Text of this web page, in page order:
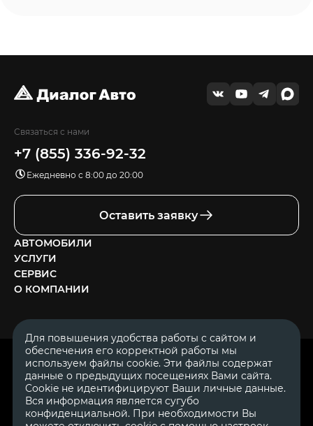
Связаться с нами
+7 (855) 336-92-32
Ежедневно с 8:00 до 20:00
Оставить заявку
АВТОМОБИЛИ
УСЛУГИ
СЕРВИС
О КОМПАНИИ
© 2007—2026 «Диалог Авто» — автосалон. Все права защищены.
Обращаем Ваше внимание на то, что данный Интернет-сайт
носит исключительно информационный характер и ни при
каких условиях не является публичной офертой, определяемой
ОГРН 1111644005153
ИНН 1644062657
Для повышения удобства работы с сайтом и
обеспечения его корректной работы мы
используем файлы cookie. Эти файлы содержат
данные о предыдущих посещениях Вами сайта.
Cookie не идентифицируют Ваши личные данные.
Вся информация является сугубо
конфиденциальной. При необходимости Вы